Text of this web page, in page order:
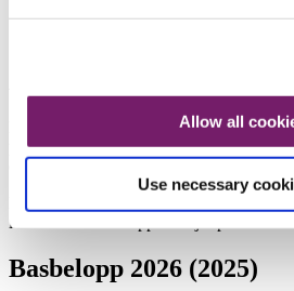
Allow all
Use necessary
BTP 2
Banken kan komma överens med den
pensionslösning. Den alternativa
eller delvis från BTP-planen.
inkomstbasbasbelopp och sjukpensionen
Basbelopp 2026 (2025)